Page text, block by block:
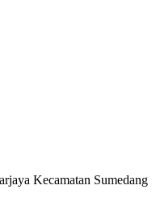
Kecamatan Sumedang